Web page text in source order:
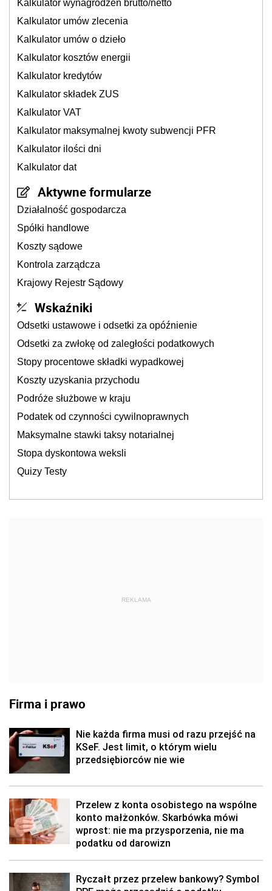
Kalkulator wynagrodzeń brutto/netto
Kalkulator umów zlecenia
Kalkulator umów o dzieło
Kalkulator kosztów energii
Kalkulator kredytów
Kalkulator składek ZUS
Kalkulator VAT
Kalkulator maksymalnej kwoty subwencji PFR
Kalkulator ilości dni
Kalkulator dat
Aktywne formularze
Działalność gospodarcza
Spółki handlowe
Koszty sądowe
Kontrola zarządcza
Krajowy Rejestr Sądowy
Wskaźniki
Odsetki ustawowe i odsetki za opóźnienie
Odsetki za zwłokę od zaległości podatkowych
Stopy procentowe składki wypadkowej
Koszty uzyskania przychodu
Podróże służbowe w kraju
Podatek od czynności cywilnoprawnych
Maksymalne stawki taksy notarialnej
Stopa dyskontowa weksli
Quizy Testy
REKLAMA
Firma i prawo
Nie każda firma musi od razu przejść na
KSeF. Jest limit, o którym wielu
przedsiębiorców nie wie
Przelew z konta osobistego na wspólne
konto małżonków. Skarbówka mówi
wprost: nie ma przysporzenia, nie ma
podatku od darowizn
Ryczałt przez przelew bankowy? Symbol